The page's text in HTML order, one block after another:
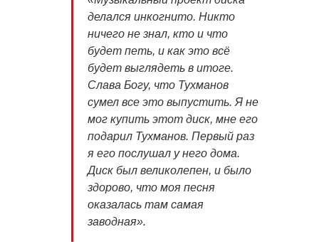
делался инкогнито. Никто
ничего не знал, кто и что
будет петь, и как это всё
будет выглядеть в итоге.
Слава Богу, что Тухманов
сумел все это выпустить. Я не
мог купить этот диск, мне его
подарил Тухманов. Первый раз
я его послушал у него дома.
Диск был великолепен, и было
здорово, что моя песня
оказалась там самая
заводная».